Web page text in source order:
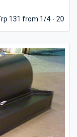
131 from 1/4 - 20